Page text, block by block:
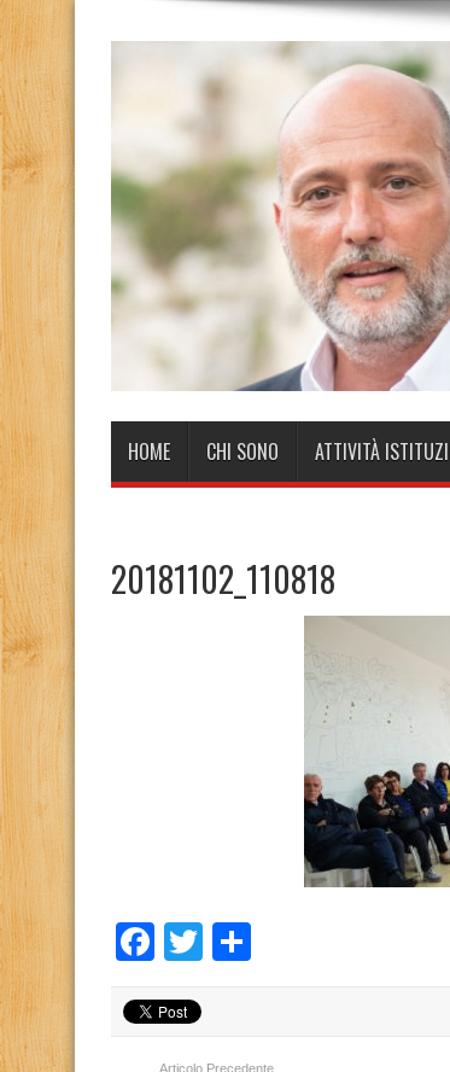
HOME CHI SONO ATTIVITÀ
20181102_110818
Facebook
Twitter
Articolo Precedente